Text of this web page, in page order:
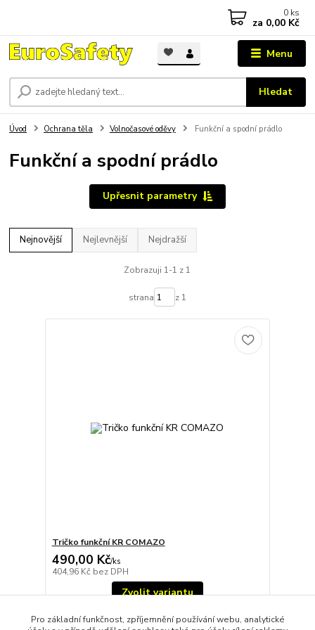
Menu
Hledat
0 ks
za 0,00 Kč
Úvod Ochrana těla Volnočasové oděvy Funkční a spodní prádlo
Funkční a spodní prádlo
Upřesnit parametry
Nejnovější Nejlevnější Nejdražší
Zobrazuji 1-1 z 1
strana z 1
Tričko funkční KR COMAZO
490,00 Kč/ks
404,96 Kč bez DPH
Zvolit variantu
Pro základní funkčnost, zpříjemnění používání webu, analytické